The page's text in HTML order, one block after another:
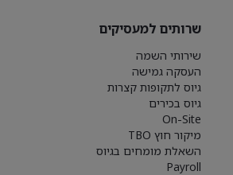
שרותים למעסיקים
שירותי השמה
העסקה גמישה
גיוס לתקופות קצרות
גיוס בכירים
On-Site
מיקור חוץ TBO
השאלת מומחים בגיוס
Payroll